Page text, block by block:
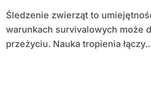
Śledzenie zwierząt to umiejętność, która w
warunkach survivalowych może
przeżyciu. Nauka tropienia